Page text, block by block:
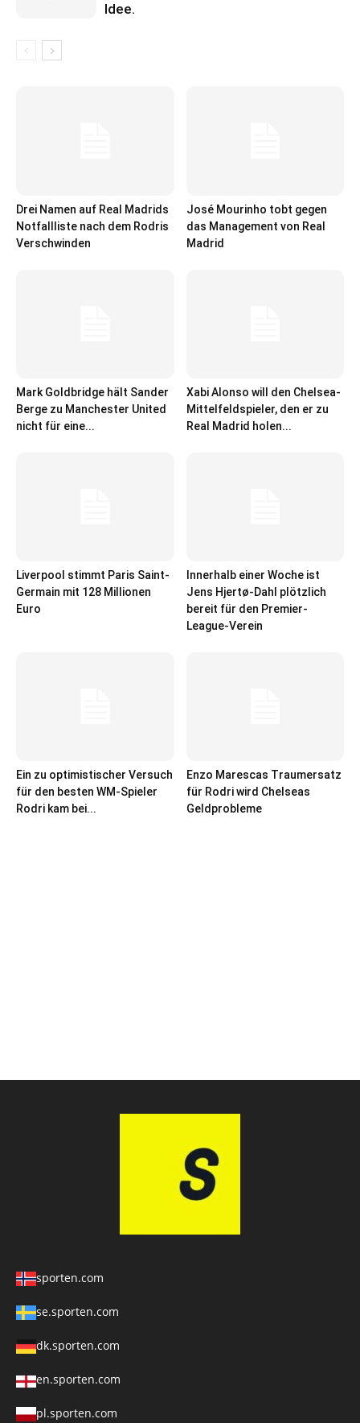
Idee.
Drei Namen auf Real Madrids
Notfallliste nach dem Rodris
Verschwinden
José Mourinho tobt gegen
das Management von Real
Madrid
Mark Goldbridge hält Sander
Berge zu Manchester United
nicht für eine...
Xabi Alonso will den Chelsea-
Mittelfeldspieler, den er zu
Real Madrid holen...
Liverpool stimmt Paris Saint-
Germain mit 128 Millionen
Euro
Innerhalb einer Woche ist
Jens Hjertø-Dahl plötzlich
bereit für den Premier-
League-Verein
Ein zu optimistischer Versuch
für den besten WM-Spieler
Rodri kam bei...
Enzo Marescas Traumersatz
für Rodri wird Chelseas
Geldprobleme
sporten.com
se.sporten.com
dk.sporten.com
en.sporten.com
pl.sporten.com